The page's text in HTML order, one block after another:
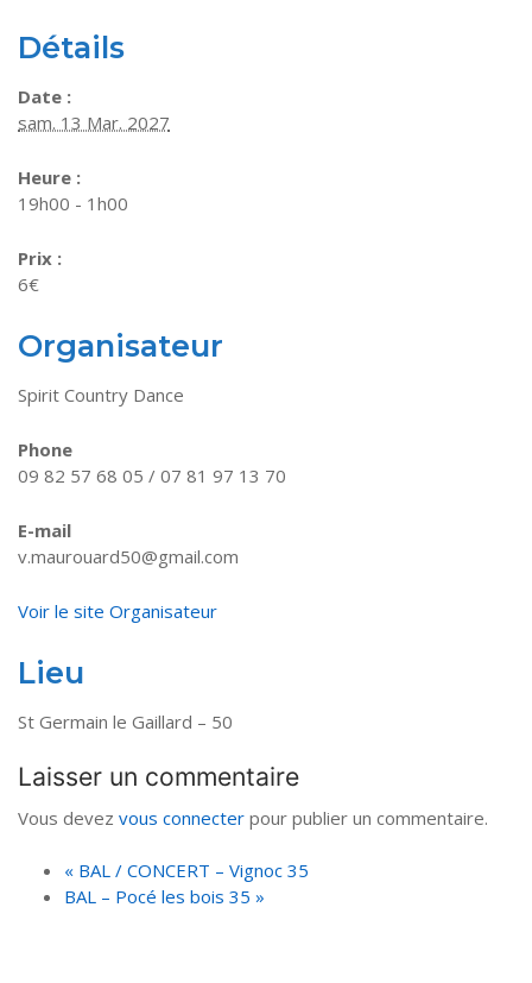
Détails
Date :
sam. 13 Mar. 2027
Heure :
19h00 - 1h00
Prix :
6€
Organisateur
Spirit Country Dance
Phone
09 82 57 68 05 / 07 81 97 13 70
E-mail
v.maurouard50@gmail.com
Voir le site Organisateur
Lieu
St Germain le Gaillard – 50
Laisser un commentaire
Vous devez vous connecter pour publier un commentaire.
« BAL / CONCERT – Vignoc 35
BAL – Pocé les bois 35»